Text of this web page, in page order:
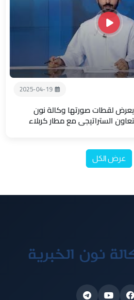
2025-04-19
لقطات صورتها وكالة نون
الستراتيجي مع مطار كربلاء
عرض الكل